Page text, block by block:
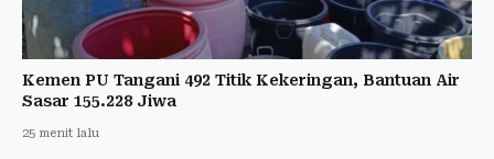
Kemen PU Tangani 492 Titik Kekeringan, Bantuan Air
Sasar 155.228 Jiwa
25 menit lalu